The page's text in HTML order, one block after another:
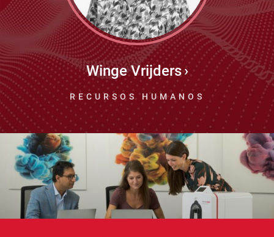
Winge Vrijders
RECURSOS HUMANOS